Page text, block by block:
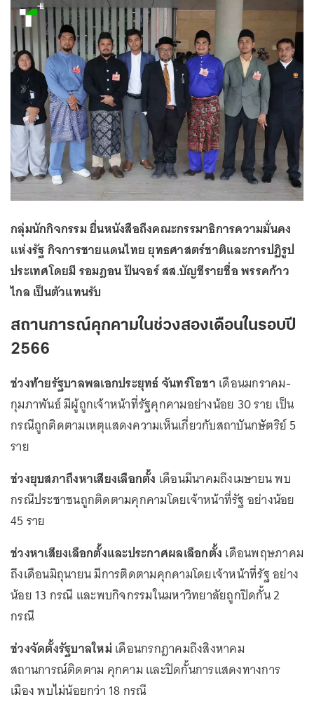
กลุ่มนักกิจกรรม ยื่นหนังสือถึงคณะกรรมาธิการความมั่นคง
แห่งรัฐ กิจการชายแดนไทย ยุทธศาสตร์ชาติและการปฏิรูป
ประเทศโดยมี รอมฎอน ปันจอร์ สส.บัญชีรายชื่อ พรรคก้าว
ไกล เป็นตัวแทนรับ
สถานการณ์คุกคามในช่วงสองเดือนในรอบปี
2566
ช่วงท้ายรัฐบาลพลเอกประยุทธ์ จันทร์โอชา เดือนมกราคม-
กุมภาพันธ์ มีผู้ถูกเจ้าหน้าที่รัฐคุกคามอย่างน้อย 30 ราย เป็น
กรณีถูกติดตามเหตุแสดงความเห็นเกี่ยวกับสถาบันกษัตริย์ 5
ราย
ช่วงยุบสภาถึงหาเสียงเลือกตั้ง เดือนมีนาคมถึงเมษายน พบ
กรณีประชาชนถูกติดตามคุกคามโดยเจ้าหน้าที่รัฐ อย่างน้อย
45 ราย
ช่วงหาเสียงเลือกตั้งและประกาศผลเลือกตั้ง เดือนพฤษภาคม
ถึงเดือนมิถุนายน มีการติดตามคุกคามโดยเจ้าหน้าที่รัฐ อย่าง
น้อย 13 กรณี และพบกิจกรรมในมหาวิทยาลัยถูกปิดกั้น 2
กรณี
ช่วงจัดตั้งรัฐบาลใหม่ เดือนกรกฎาคมถึงสิงหาคม
สถานการณ์ติดตาม คุกคาม และปิดกั้นการแสดงทางการ
เมือง พบไม่น้อยกว่า 18 กรณี